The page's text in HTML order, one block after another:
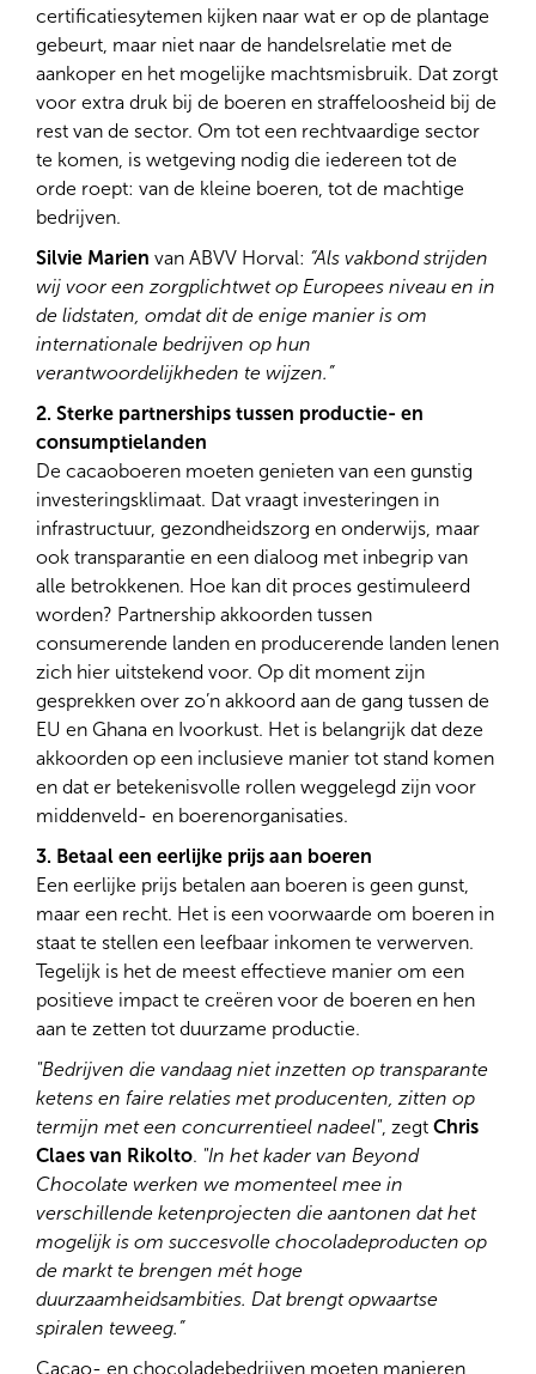
certificatiesytemen kijken naar wat er op de plantage
gebeurt, maar niet naar de handelsrelatie met de
aankoper en het mogelijke machtsmisbruik. Dat zorgt
voor extra druk bij de boeren en straffeloosheid bij de
rest van de sector. Om tot een rechtvaardige sector
te komen, is wetgeving nodig die iedereen tot de
orde roept: van de kleine boeren, tot de machtige
bedrijven.
Silvie Marien van ABVV Horval: “Als vakbond strijden
wij voor een zorgplichtwet op Europees niveau en in
de lidstaten, omdat dit de enige manier is om
internationale bedrijven op hun
verantwoordelijkheden te wijzen.”
2. Sterke partnerships tussen productie- en
consumptielanden
De cacaoboeren moeten genieten van een gunstig
investeringsklimaat. Dat vraagt investeringen in
infrastructuur, gezondheidszorg en onderwijs, maar
ook transparantie en een dialoog met inbegrip van
alle betrokkenen. Hoe kan dit proces gestimuleerd
worden? Partnership akkoorden tussen
consumerende landen en producerende landen lenen
zich hier uitstekend voor. Op dit moment zijn
gesprekken over zo’n akkoord aan de gang tussen de
EU en Ghana en Ivoorkust. Het is belangrijk dat deze
akkoorden op een inclusieve manier tot stand komen
en dat er betekenisvolle rollen weggelegd zijn voor
middenveld- en boerenorganisaties.
3. Betaal een eerlijke prijs aan boeren
Een eerlijke prijs betalen aan boeren is geen gunst,
maar een recht. Het is een voorwaarde om boeren in
staat te stellen een leefbaar inkomen te verwerven.
Tegelijk is het de meest effectieve manier om een
positieve impact te creëren voor de boeren en hen
aan te zetten tot duurzame productie.
"Bedrijven die vandaag niet inzetten op transparante
ketens en faire relaties met producenten, zitten op
termijn met een concurrentieel nadeel", zegt Chris
Claes van Rikolto. "In het kader van Beyond
Chocolate werken we momenteel mee in
verschillende ketenprojecten die aantonen dat het
mogelijk is om succesvolle chocoladeproducten op
de markt te brengen mét hoge
duurzaamheidsambities. Dat brengt opwaartse
spiralen teweeg.”
Cacao- en chocoladebedrijven moeten manieren